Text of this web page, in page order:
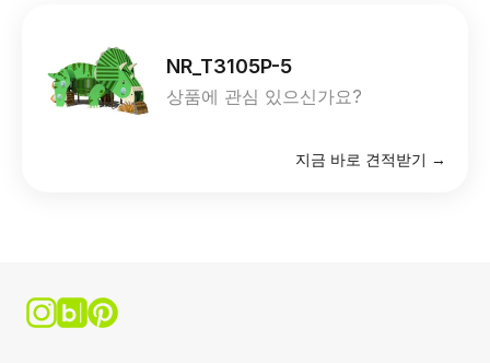
NR_T3105P-5
상품에 관심 있으신가요?
지금 바로 견적받기 →